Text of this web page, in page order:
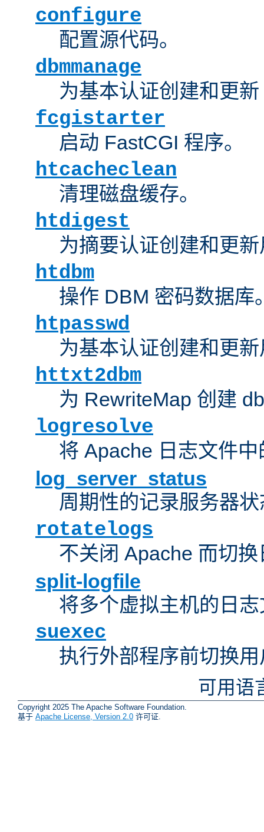
configure
配置源代码。
dbmmanage
为基本认证创建和更
fcgistarter
启动 FastCGI 程序。
htcacheclean
清理磁盘缓存。
htdigest
为摘要认证创建和更
htdbm
操作 DBM 密码数据库
htpasswd
为基本认证创建和更
httxt2dbm
为 RewriteMap 创建
logresolve
将 Apache 日志文件
log_server_status
周期性的记录服务器
rotatelogs
不关闭 Apache 而切
split-logfile
将多个虚拟主机的日
suexec
执行外部程序前切换
可用语
Copyright 2025 The Apache Software Foundation.
基于 Apache License, Version 2.0 许可证.